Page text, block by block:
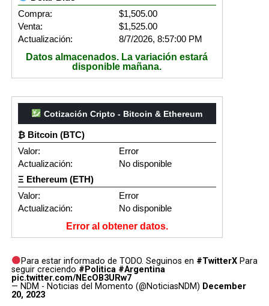
Compra:
$1,505.00
Venta:
$1,525.00
Actualización:
8/7/2026, 8:57:00 PM
Datos almacenados. La variación estará
disponible mañana.
Cotización Cripto - Bitcoin & Ethereum
₿ Bitcoin (BTC)
Valor:
Error
Actualización:
No disponible
Ξ Ethereum (ETH)
Valor:
Error
Actualización:
No disponible
Error al obtener datos.
Para estar informado de TODO. Seguinos en #TwitterX Para
seguir creciendo #Politica #Argentina
pic.twitter.com/NEcOB3URw7
— NDM - Noticias del Momento (@NoticiasNDM) December
20, 2023